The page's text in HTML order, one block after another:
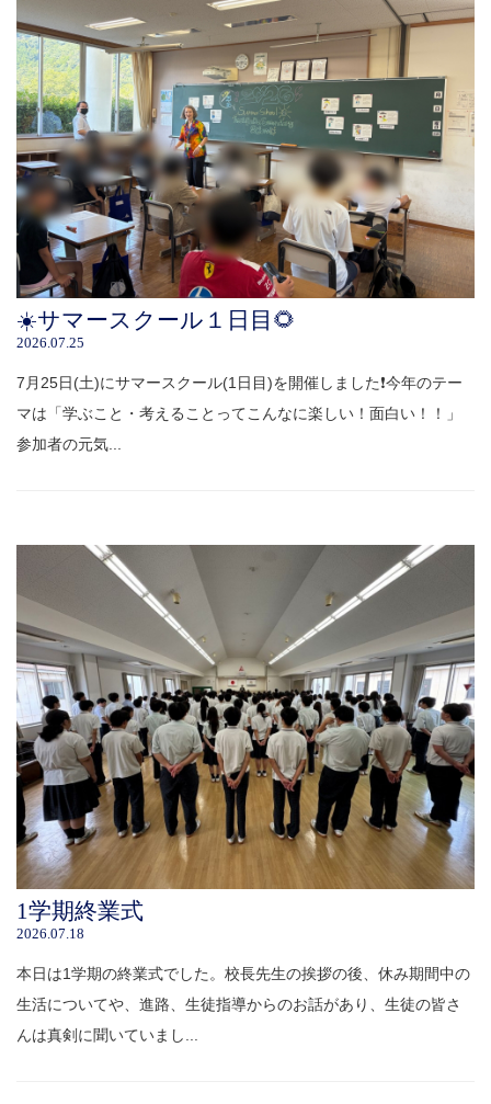
☀️サマースクール１日目🌻
2026.07.25
7月25日(土)にサマースクール(1日目)を開催しました❗️今年のテー
マは「学ぶこと・考えることってこんなに楽しい！面白い！！」
参加者の元気...
1学期終業式
2026.07.18
本日は1学期の終業式でした。校長先生の挨拶の後、休み期間中の
生活についてや、進路、生徒指導からのお話があり、生徒の皆さ
んは真剣に聞いていまし...